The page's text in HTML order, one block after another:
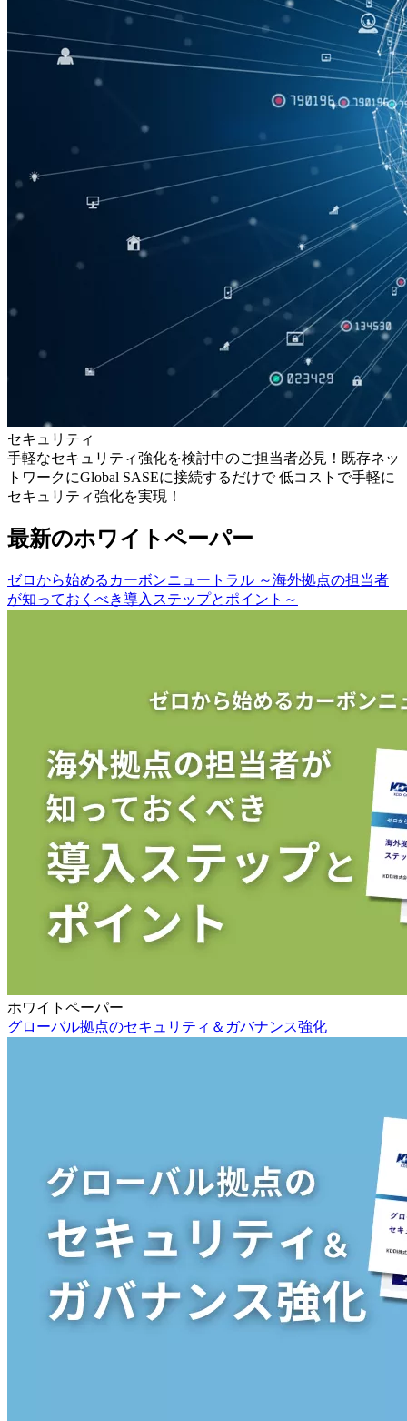
セキュリティ
手軽なセキュリティ強化を検討中のご担当者必見！既存ネッ
トワークにGlobal SASEに接続するだけで 低コストで手軽に
セキュリティ強化を実現！
最新のホワイトペーパー
ゼロから始めるカーボンニュートラル ～海外拠点の担当者
が知っておくべき導入ステップとポイント～
ホワイトペーパー
グローバル拠点のセキュリティ＆ガバナンス強化